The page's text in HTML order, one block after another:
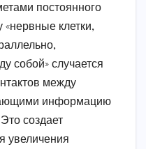
постоянного
клетки,
собой» случается
между
информацию
создает
увеличения